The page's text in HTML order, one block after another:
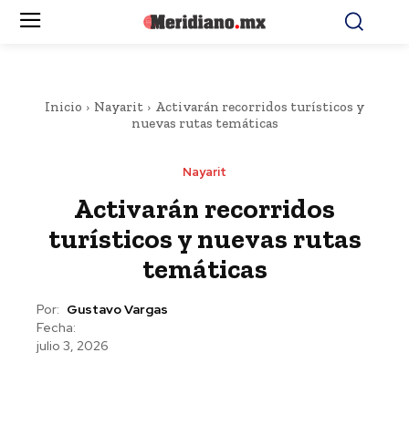
Inicio Nayarit
Activarán recorridos turísticos y
nuevas rutas temáticas
Nayarit
Activarán recorridos
turísticos y nuevas rutas
temáticas
Por: Gustavo Vargas
Fecha:
julio 3, 2026